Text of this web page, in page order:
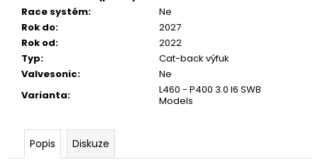
Race systém:
Ne
Rok do:
2027
Rok od:
2022
Typ:
Cat-back výfuk
Valvesonic:
Ne
Varianta:
L460 - P400 3.0 I6 SWB
Models
Popis Diskuze